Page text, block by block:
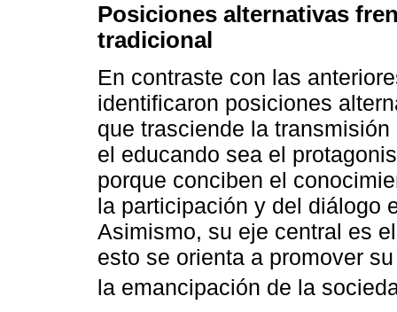
Posiciones alternativas
tradicional
En contraste con las
identificaron posiciones
que trasciende la
el educando sea el
porque conciben el
la participación y del diálogo
Asimismo, su eje central es
esto se orienta a promover
la emancipación de la